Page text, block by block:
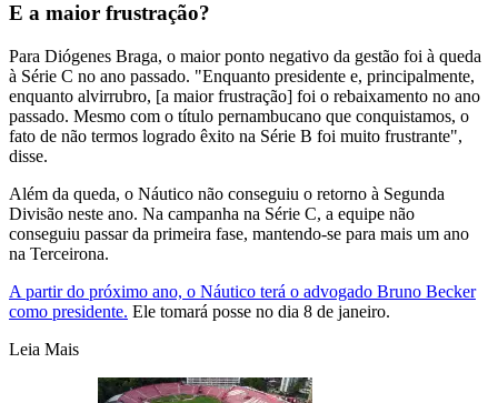
E a maior frustração?
Para Diógenes Braga, o maior ponto negativo da gestão foi à queda
à Série C no ano passado. "Enquanto presidente e, principalmente,
enquanto alvirrubro, [a maior frustração] foi o rebaixamento no ano
passado. Mesmo com o título pernambucano que conquistamos, o
fato de não termos logrado êxito na Série B foi muito frustrante",
disse.
Além da queda, o Náutico não conseguiu o retorno à Segunda
Divisão neste ano. Na campanha na Série C, a equipe não
conseguiu passar da primeira fase, mantendo-se para mais um ano
na Terceirona.
A partir do próximo ano, o Náutico terá o advogado Bruno Becker
como presidente. Ele tomará posse no dia 8 de janeiro.
Leia Mais